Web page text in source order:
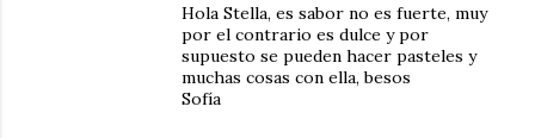
Hola Stella, es sabor no es fuerte, muy
por el contrario es dulce y por
supuesto se pueden hacer pasteles y
muchas cosas con ella, besos
Sofía